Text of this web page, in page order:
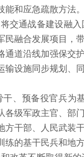
能和应急疏散方法
交通战备建设融
民融合发展项目，
通道沿线加强保交
输设施同步规划、
、预备役官兵为
各级军政主官、部
方干部、人民武装
练的基干民兵和地